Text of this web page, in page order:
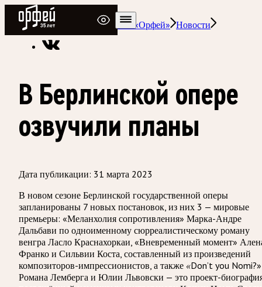
Радио Орфей
Радио классической музыки «Орфей» Новости
В Берлинской опере
озвучили планы
Дата публикации: 31 марта 2023
В новом сезоне Берлинской государственной оперы
запланированы 7 новых постановок, из них 3 — мировые
премьеры: «Меланхолия сопротивления» Марка-Андре
Дальбави по одноименному сюрреалистическому роману
венгра Ласло Краснахоркаи, «Вневременный момент»
Франко и Сильвии Коста, составленный из произведений
композиторов-импрессионистов, а также «Don’t you Nomi?»
Романа Лемберга и Юлии Львовски — это проект-